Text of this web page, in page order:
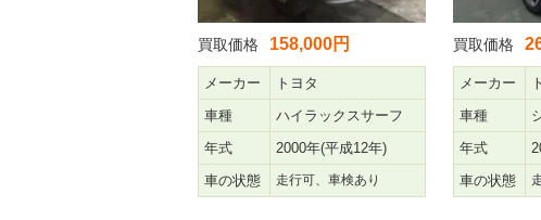
買取価格 158,000円
メーカー
トヨタ
車種
ハイラックスサーフ
年式
2000年(平成12年)
車の状態
走行可、車検あり
買取価格
メーカー
車種
年式
車の状態